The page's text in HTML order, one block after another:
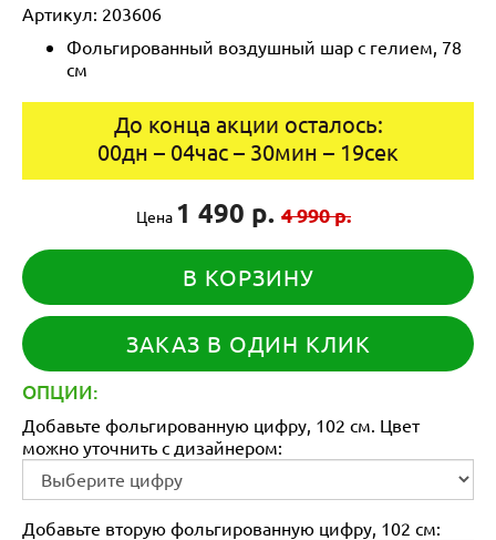
Артикул: 203606
Фольгированный воздушный шар с гелием, 78
см
До конца акции осталось:
00дн – 04час – 30мин – 19сек
Цена 1 490 р. 4 990 р.
В КОРЗИНУ
ЗАКАЗ В ОДИН КЛИК
ОПЦИИ:
Добавьте фольгированную цифру, 102 см. Цвет
можно уточнить с дизайнером:
Добавьте вторую фольгированную цифру, 102 см: